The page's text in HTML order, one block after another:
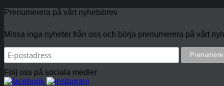
Prenumerera på vårt nyhetsbrev
Missa inga nyheter från oss och börja prenumerera på vårt
Följ oss på sociala medier